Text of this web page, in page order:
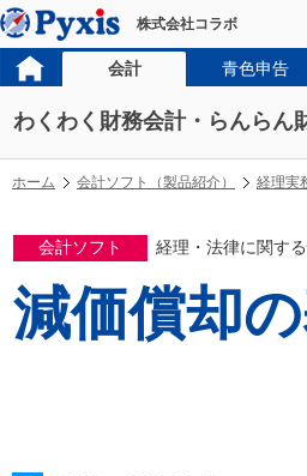
株式会社コラボ
会計 青色申告
わくわく財務会計・らんらん
ホーム 会計ソフト（製品紹介） 経理実
会計ソフト 経理・法律に関す
減価償却